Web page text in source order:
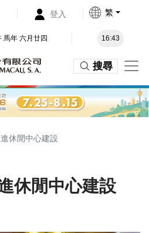
登入 繁
馬年 六月廿四 16:43
搜尋
休閒中心建設
休閒中心建設